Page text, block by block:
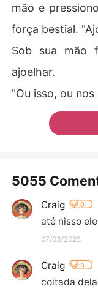
mão e
força bestial.
Sob sua mão
ajoelhar.
"Ou isso, ou
5055
Craig 0
até nisso
07/03/2025
Craig 0
coitada dela